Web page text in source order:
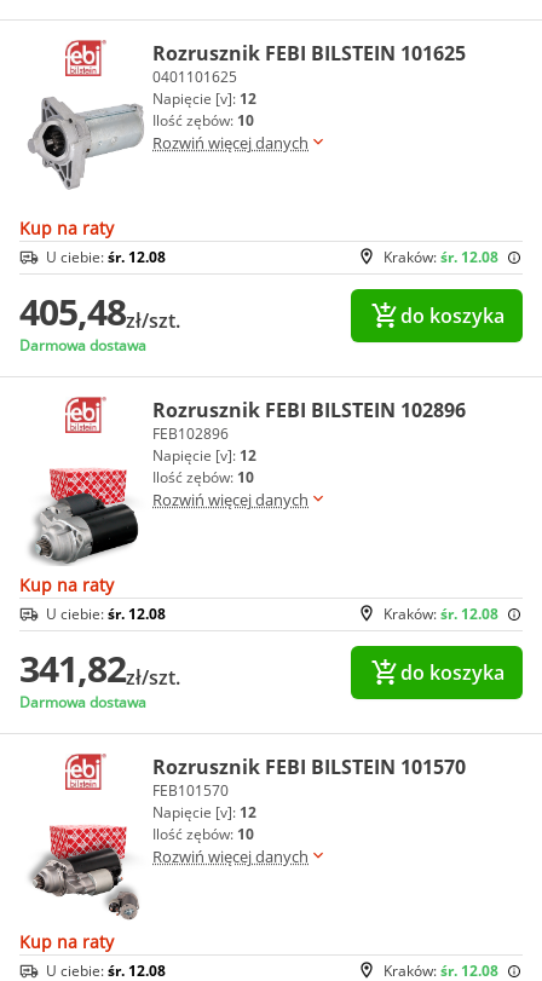
Rozrusznik FEBI BILSTEIN 101625
0401101625
Napięcie [v]: 12
Ilość zębów: 10
Rozwiń więcej danych
Kup na raty
Kraków:śr. 12.08
U ciebie:śr. 12.08
405,48zł/szt.
Darmowa dostawa
do koszyka
Rozrusznik FEBI BILSTEIN 102896
FEB102896
Napięcie [v]: 12
Ilość zębów: 10
Rozwiń więcej danych
Kup na raty
Kraków:śr. 12.08
U ciebie:śr. 12.08
341,82zł/szt.
Darmowa dostawa
do koszyka
Rozrusznik FEBI BILSTEIN 101570
FEB101570
Napięcie [v]: 12
Ilość zębów: 10
Rozwiń więcej danych
Kup na raty
Kraków:śr. 12.08
U ciebie:śr. 12.08